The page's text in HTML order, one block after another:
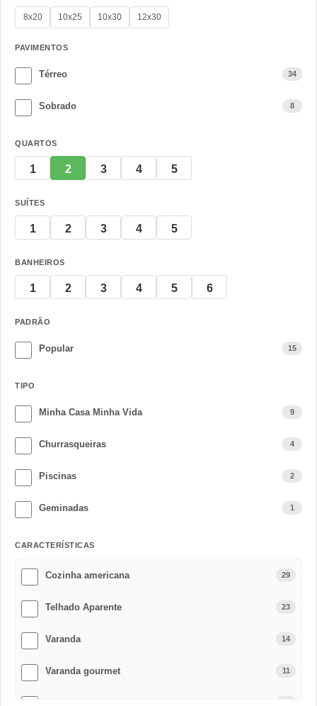
8x20 10x25 10x30 12x30
PAVIMENTOS
Térreo 34
Sobrado 8
QUARTOS
1 2 3 4 5
SUÍTES
1 2 3 4 5
BANHEIROS
1 2 3 4 5 6
PADRÃO
Popular 15
TIPO
Minha Casa Minha Vida 9
Churrasqueiras 4
Piscinas 2
Geminadas 1
CARACTERÍSTICAS
Cozinha americana 29
Telhado Aparente 23
Varanda 14
Varanda gourmet 11